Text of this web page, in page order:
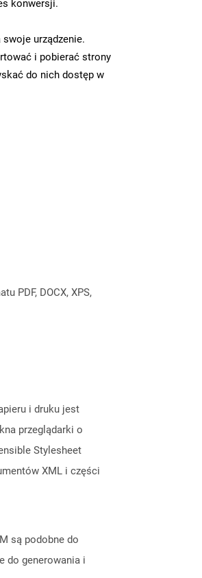
konwersji.
urządzenie.
i pobierać strony
do nich dostęp w
PDF, DOCX, XPS,
i druku jest
przeglądarki o
Stylesheet
XML i części
są podobne do
do generowania i